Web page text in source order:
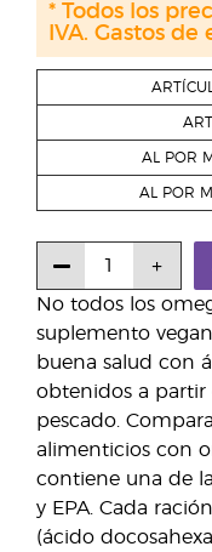
No todos los
suplemento
buena salud con
obtenidos a partir
pescado.
alimenticios con
contiene una de
y EPA. Cada
(ácido
AL POR
AL POR
* Todos los
IVA. Gastos